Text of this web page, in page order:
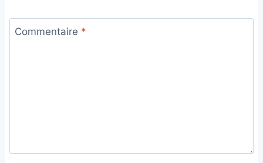
Commentaire *